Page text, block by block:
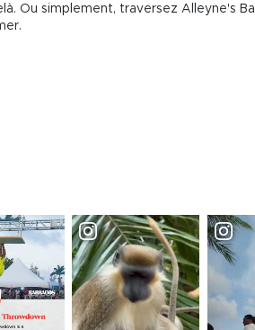
Ou simplement, traversez Alleyne's